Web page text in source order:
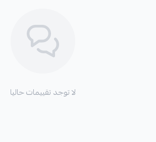
لا توجد تقييمات حاليا